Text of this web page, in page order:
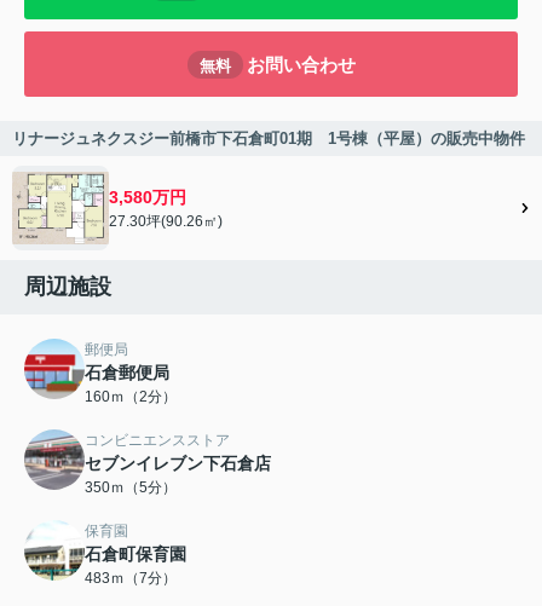
無料 お問い合わせ
リナージュネクスジー前橋市下石倉町01期 1号棟（平屋）の販売中物件
3,580万円
27.30坪(90.26㎡)
周辺施設
郵便局
石倉郵便局
160ｍ（2分）
コンビニエンスストア
セブンイレブン下石倉店
350ｍ（5分）
保育園
石倉町保育園
483ｍ（7分）